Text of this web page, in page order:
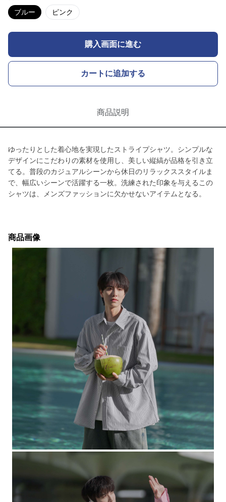
ブルー ピンク
購入画面に進む
カートに追加する
商品説明
ゆったりとした着心地を実現したストライプシャツ。シンプルな
デザインにこだわりの素材を使用し、美しい縦縞が品格を引き立
てる。普段のカジュアルシーンから休日のリラックススタイルま
で、幅広いシーンで活躍する一枚。洗練された印象を与えるこの
シャツは、メンズファッションに欠かせないアイテムとなる。
商品画像